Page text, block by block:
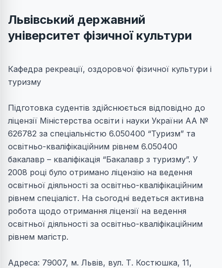
Львівський державний
університет фізичної культури
Кафедра рекреації, оздоровчої фізичної культури і
туризму
Підготовка судентів здійснюється відповідно до
ліцензії Міністерства освіти і науки України АА №
626782 за спеціальністю 6.050400 “Туризм” та
освітньо-кваліфікаційним рівнем 6.050400
бакалавр – кваліфікація “Бакалавр з туризму”. У
2008 році було отримано ліцензію на ведення
освітньої діяльності за освітньо-кваліфікаційним
рівнем спеціаліст. На сьогодні ведеться активна
робота щодо отримання ліцензії на ведення
освітньої діяльності за освітньо-кваліфікаційним
рівнем магістр.
Адреса: 79007, м. Львів, вул. Т. Костюшка, 11,